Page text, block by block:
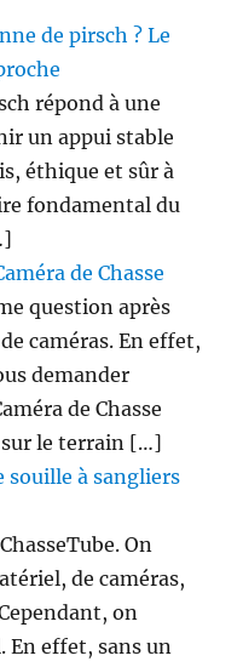
de pirsch ? Le
répond à une
un appui stable
éthique et sûr à
fondamental du
de Chasse
question après
caméras. En effet,
demander
de Chasse
le terrain […]
souille à sangliers
On
de caméras,
on
En effet, sans un